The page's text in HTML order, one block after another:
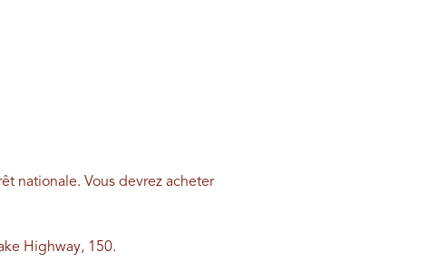
nationale. Vous devrez acheter
Highway, 150.